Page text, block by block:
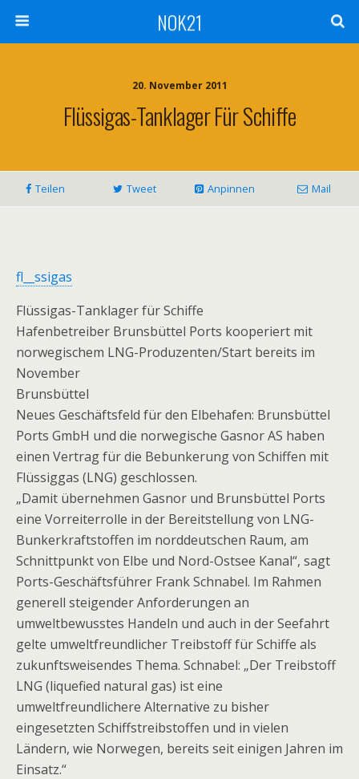
NOK21
20. November 2011
Flüssigas-Tanklager Für Schiffe
Teilen Tweet Anpinnen Mail
fl__ssigas
Flüssigas-Tanklager für Schiffe
Hafenbetreiber Brunsbüttel Ports kooperiert mit
norwegischem LNG-Produzenten/Start bereits im
November
Brunsbüttel
Neues Geschäftsfeld für den Elbehafen: Brunsbüttel
Ports GmbH und die norwegische Gasnor AS haben
einen Vertrag für die Bebunkerung von Schiffen mit
Flüssiggas (LNG) geschlossen.
„Damit übernehmen Gasnor und Brunsbüttel Ports
eine Vorreiterrolle in der Bereitstellung von LNG-
Bunkerkraftstoffen im norddeutschen Raum, am
Schnittpunkt von Elbe und Nord-Ostsee Kanal“, sagt
Ports-Geschäftsführer Frank Schnabel. Im Rahmen
generell steigender Anforderungen an
umweltbewusstes Handeln und auch in der Seefahrt
gelte umweltfreundlicher Treibstoff für Schiffe als
zukunftsweisendes Thema. Schnabel: „Der Treibstoff
LNG (liquefied natural gas) ist eine
umweltfreundlichere Alternative zu bisher
eingesetzten Schiffstreibstoffen und in vielen
Ländern, wie Norwegen, bereits seit einigen Jahren im
Einsatz.“